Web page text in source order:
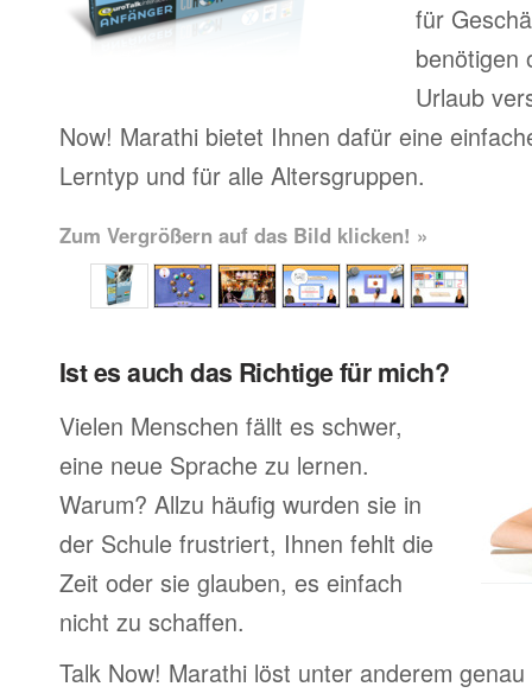
für
benötigen
Urlaub
Now! Marathi bietet Ihnen dafür eine
Lerntyp und für alle Altersgruppen.
Zum Vergrößern auf das Bild klicken! »
Ist es auch das Richtige für mich?
Vielen Menschen fällt es schwer,
eine neue Sprache zu lernen.
Warum? Allzu häufig wurden sie in
der Schule frustriert, Ihnen fehlt die
Zeit oder sie glauben, es einfach
nicht zu schaffen.
Talk Now! Marathi löst unter anderem